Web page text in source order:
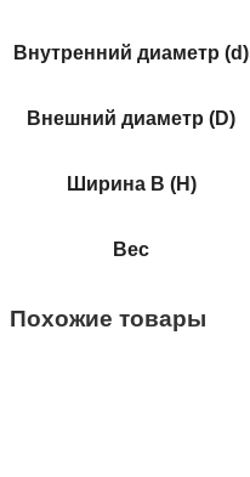
Внутренний диаметр (d)
Внешний диаметр (D)
Ширина B (H)
Вес
Похожие товары